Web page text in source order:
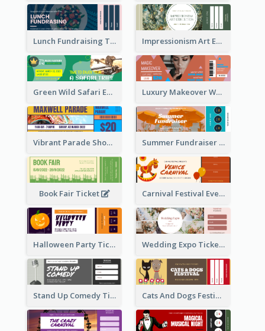
Lunch Fundraising Ticket Impressionism Art Exhibition Ticket
Green Wild Safari Entry Ticket Design Idea Luxury Makeover Workshop Ticket Design
Vibrant Parade Show Ticket Design Summer Fundraiser Event Ticket
Book Fair Ticket Carnival Festival Event Ticket
Halloween Party Ticket Wedding Expo Ticket
Stand Up Comedy Ticket Cats And Dogs Festival Ticket